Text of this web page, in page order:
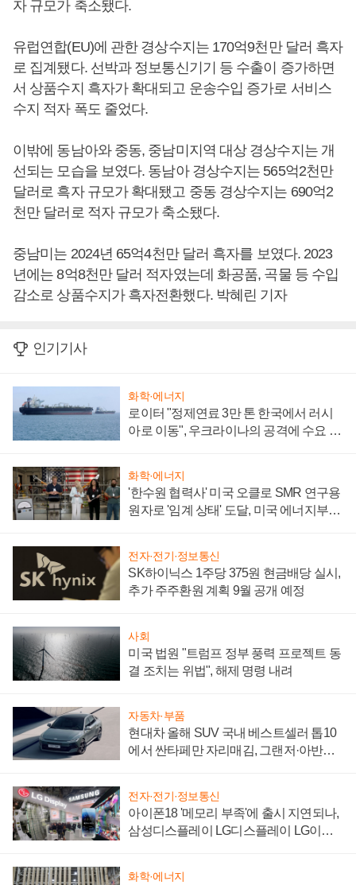
자 규모가 축소됐다.
유럽연합(EU)에 관한 경상수지는 170억9천만 달러 흑자
로 집계됐다. 선박과 정보통신기기 등 수출이 증가하면
서 상품수지 흑자가 확대되고 운송수입 증가로 서비스
수지 적자 폭도 줄었다.
이밖에 동남아와 중동, 중남미지역 대상 경상수지는 개
선되는 모습을 보였다. 동남아 경상수지는 565억2천만
달러로 흑자 규모가 확대됐고 중동 경상수지는 690억2
천만 달러로 적자 규모가 축소됐다.
중남미는 2024년 65억4천만 달러 흑자를 보였다. 2023
년에는 8억8천만 달러 적자였는데 화공품, 곡물 등 수입
감소로 상품수지가 흑자전환했다. 박혜린 기자
인기기사
화학·에너지
로이터 "정제연료 3만 톤 한국에서 러시
아로 이동", 우크라이나의 공격에 수요 늘
화학·에너지
'한수원 협력사' 미국 오클로 SMR 연구용
원자로 '임계 상태' 도달, 미국 에너지부
전자·전기·정보통신
SK하이닉스 1주당 375원 현금배당 실시,
추가 주주환원 계획 9월 공개 예정
사회
미국 법원 "트럼프 정부 풍력 프로젝트 동
결 조치는 위법", 해제 명령 내려
자동차·부품
현대차 올해 SUV 국내 베스트셀러 톱10
에서 싼타페만 자리매김, 그랜저·아반떼
전자·전기·정보통신
아이폰18 '메모리 부족'에 출시 지연되나,
삼성디스플레이 LG디스플레이 LG이노
화학·에너지